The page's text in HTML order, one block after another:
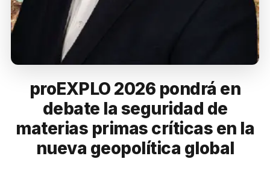
proEXPLO 2026 pondrá en
debate la seguridad de
materias primas críticas en la
nueva geopolítica global